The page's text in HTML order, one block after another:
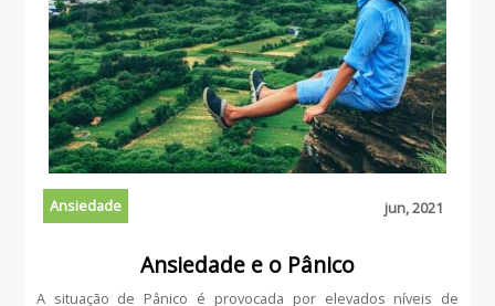
Ansiedade jun, 2021
Ansiedade e o Pânico
A situação de Pânico é provocada por elevados níveis de